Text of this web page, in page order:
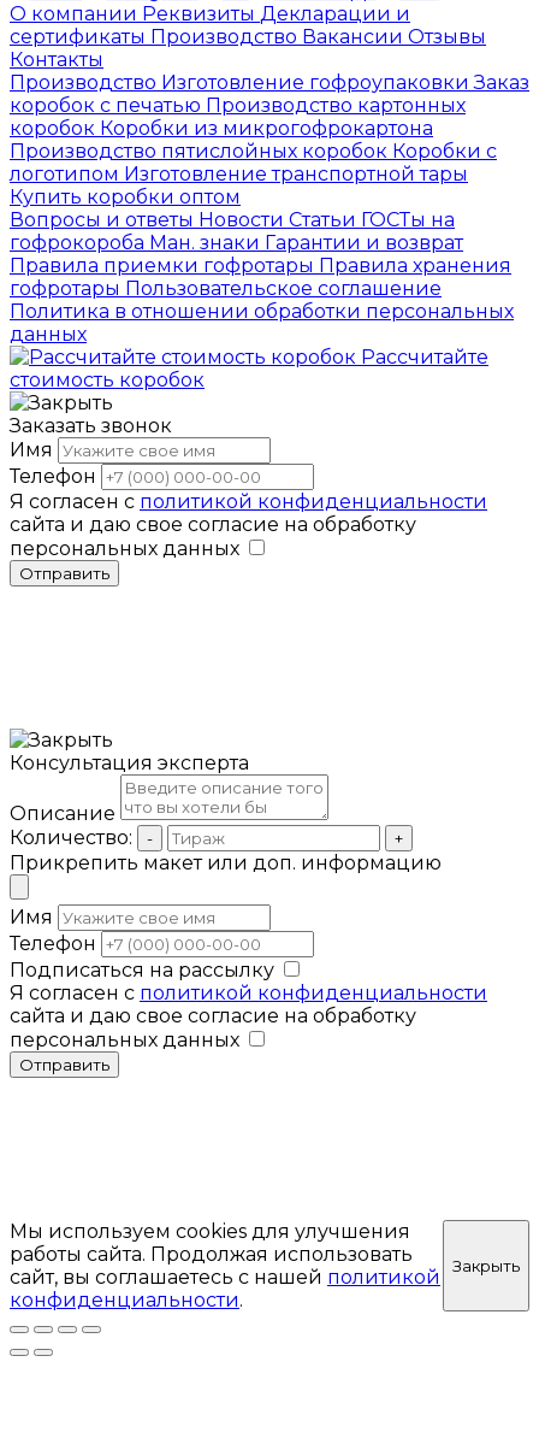
О компании Реквизиты Декларации и
сертификаты Производство Вакансии Отзывы
Контакты
Производство Изготовление гофроупаковкиЗаказ
коробок с печатью Производство картонных
коробок Коробки из микрогофрокартона
Производство пятислойных коробок Коробки с
логотипом Изготовление транспортной тары
Купить коробки оптом
Вопросы и ответы Новости Статьи ГОСТы на
гофрокороба Ман. знаки Гарантии и возврат
Правила приемки гофротары Правила хранения
гофротары Пользовательское соглашение
Политика в отношении обработки персональных
данных
Рассчитайте
стоимость коробок
Заказать звонок
Имя
Телефон
Я согласен с политикой конфиденциальности
сайта и даю свое согласие на обработку
персональных данных
Отправить
Консультация эксперта
Описание
Количество:
- +
Прикрепить макет или доп. информацию
Имя
Телефон
Подписаться на рассылку
Я согласен с политикой конфиденциальности
сайта и даю свое согласие на обработку
персональных данных
Отправить
Мы используем cookies для улучшения
работы сайта. Продолжая использовать
сайт, вы соглашаетесь с нашей политикой
конфиденциальности.
Закрыть